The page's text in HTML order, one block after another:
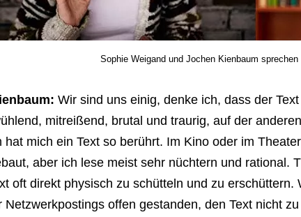
Sophie Weigand und Jochen Kienbaum
Wir sind uns einig, denke ich, dass der
mitreißend, brutal und traurig, auf der
hat mich ein Text so berührt. Im Kino oder im
aber ich lese meist sehr nüchtern und rational.
oft direkt physisch zu schütteln und zu
Netzwerkpostings offen gestanden, den Text nicht